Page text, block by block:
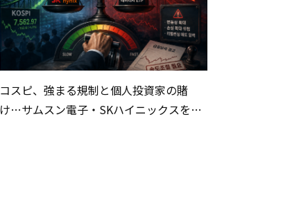
コスピ、強まる規制と個人投資家の賭
け…サムスン電子・SKハイニックスを巡